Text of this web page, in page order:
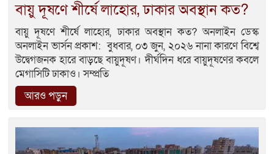
বায়ু দূষণে শীর্ষে লাহোর, ঢাকার অবস্থান কত?
বায়ু দূষণে শীর্ষে লাহোর, ঢাকার অবস্থান কত? অনলাইন ডেস্ক
অনলাইন ভার্সন প্রকাশ: বুধবার, ০৩ জুন, ২০২৬ নানা কারণে বিশ্বে
উদ্বেগজনক হারে বাড়ছে বায়ুদূষণ। দীর্ঘদিন ধরে বায়ুদূষণের কবলে
মেগাসিটি ঢাকাও। সম্প্রতি
আরও পড়ুন